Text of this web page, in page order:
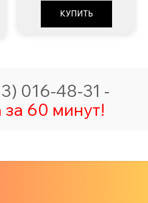
КУПИТЬ
016-48-31 -
60 минут!